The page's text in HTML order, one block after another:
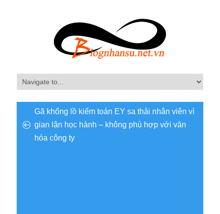
Gã khổng lồ kiểm toán EY sa thải nhân viên vì
gian lận học hành – không phù hợp với văn
hóa công ty